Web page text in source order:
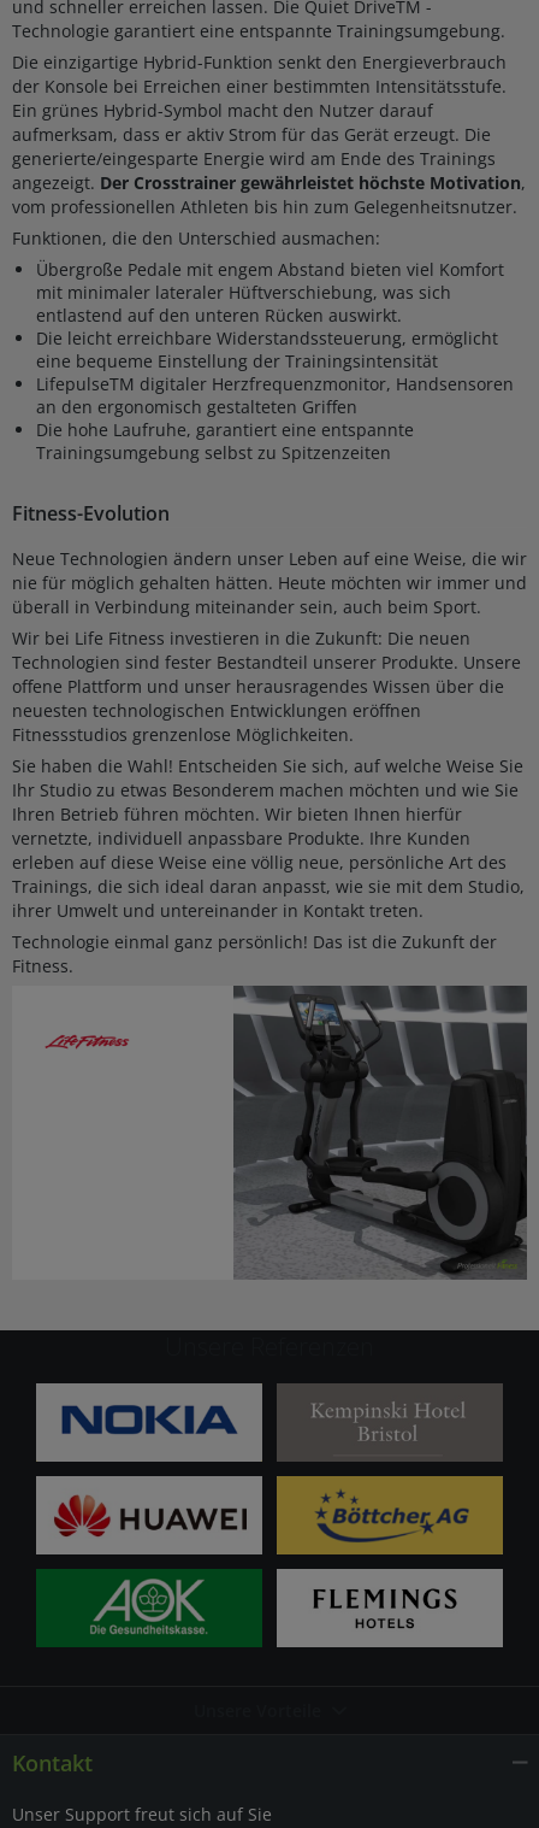
und schneller erreichen lassen. Die Quiet DriveTM -
Technologie garantiert eine entspannte Trainingsumgebung.
Die einzigartige Hybrid-Funktion senkt den Energieverbrauch
der Konsole bei Erreichen einer bestimmten Intensitätsstufe.
Ein grünes Hybrid-Symbol macht den Nutzer darauf
aufmerksam, dass er aktiv Strom für das Gerät erzeugt. Die
generierte/eingesparte Energie wird am Ende des Trainings
angezeigt. Der Crosstrainer gewährleistet höchste Motivation,
vom professionellen Athleten bis hin zum Gelegenheitsnutzer.
Funktionen, die den Unterschied ausmachen:
Übergroße Pedale mit engem Abstand bieten viel Komfort
mit minimaler lateraler Hüftverschiebung, was sich
entlastend auf den unteren Rücken auswirkt.
Die leicht erreichbare Widerstandssteuerung, ermöglicht
eine bequeme Einstellung der Trainingsintensität
LifepulseTM digitaler Herzfrequenzmonitor, Handsensoren
an den ergonomisch gestalteten Griffen
Die hohe Laufruhe, garantiert eine entspannte
Trainingsumgebung selbst zu Spitzenzeiten
Fitness-Evolution
Neue Technologien ändern unser Leben auf eine Weise, die wir
nie für möglich gehalten hätten. Heute möchten wir immer und
überall in Verbindung miteinander sein, auch beim Sport.
Wir bei Life Fitness investieren in die Zukunft: Die neuen
Technologien sind fester Bestandteil unserer Produkte. Unsere
offene Plattform und unser herausragendes Wissen über die
neuesten technologischen Entwicklungen eröffnen
Fitnessstudios grenzenlose Möglichkeiten.
Sie haben die Wahl! Entscheiden Sie sich, auf welche Weise Sie
Ihr Studio zu etwas Besonderem machen möchten und wie Sie
Ihren Betrieb führen möchten. Wir bieten Ihnen hierfür
vernetzte, individuell anpassbare Produkte. Ihre Kunden
erleben auf diese Weise eine völlig neue, persönliche Art des
Trainings, die sich ideal daran anpasst, wie sie mit dem Studio,
ihrer Umwelt und untereinander in Kontakt treten.
Technologie einmal ganz persönlich! Das ist die Zukunft der
Fitness.
Kontakt
Unser Support freut sich auf Sie